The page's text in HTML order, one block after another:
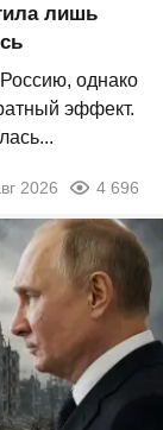
лишь
однако
эффект.
2026 4 696